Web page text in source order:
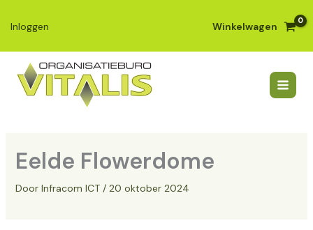
naar
inhoud
Inloggen Winkelwagen
Eelde Flowerdome
Door Infracom ICT / 20 oktober 2024